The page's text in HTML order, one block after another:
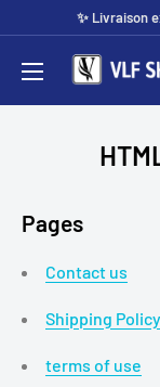
contenu
✨️ Livraison
Vlf
Pages
Contact us
Shipping Policy
terms of use